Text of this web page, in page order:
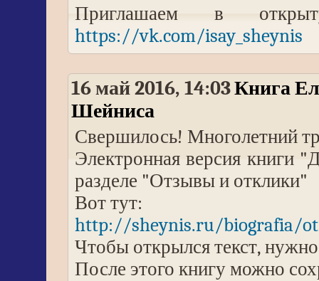
Приглашаем в
https://vk.com/isay_sheynis
16 май 2016, 14:03Книга
Шейниса
Свершилось! Многолетний
Электронная версия книги
разделе "Отзывы и отклики"
Вот тут:
http://sheynis.ru/biografia/
Чтобы открылся текст,
После этого книгу можно